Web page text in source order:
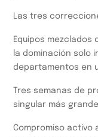
Las tres
Equipos mezclados
la dominación solo
departamentos en
Tres semanas de
singular más
Compromiso